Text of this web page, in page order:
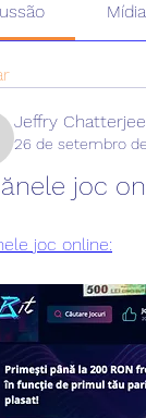
Mídia
Chatterjee
Jeffry Chatterjee
26 de setembro
joc
joc online: